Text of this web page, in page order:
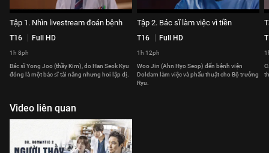
Tập 1. Nhìn livestream đoán bệnh
T16 Full HD
1h 8ph
Bác sĩ Yong Joo (thầy Kim), do Han Seok Kyu
đóng là một bác sĩ tài năng nhưng hơi lập dị.
Tập 2. Bác sĩ làm việc vì tiền
T16 Full HD
1h 12ph
Woo Jin (Ahn Hyo Seop) đến bệnh viện
Doldam làm việc và phẩu thuật cho Bộ trưởng
Ryu.
Video liên quan